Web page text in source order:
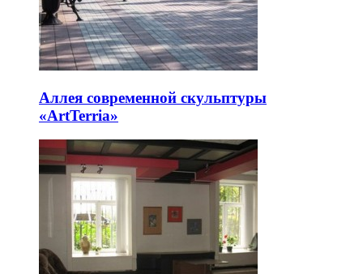
Аллея современной скульптуры
«ArtTerria»